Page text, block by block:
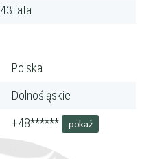
43 lata
Polska
Dolnośląskie
+48****** pokaż